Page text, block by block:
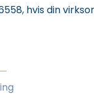
hvis din